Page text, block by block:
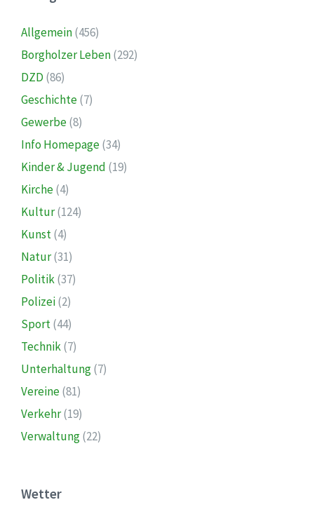
Allgemein(456)
Borgholzer Leben(292)
DZD (86)
Geschichte(7)
Gewerbe(8)
Info Homepage(34)
Kinder & Jugend (19)
Kirche(4)
Kultur(124)
Kunst(4)
Natur(31)
Politik(37)
Polizei(2)
Sport(44)
Technik(7)
Unterhaltung(7)
Vereine(81)
Verkehr(19)
Verwaltung(22)
Wetter